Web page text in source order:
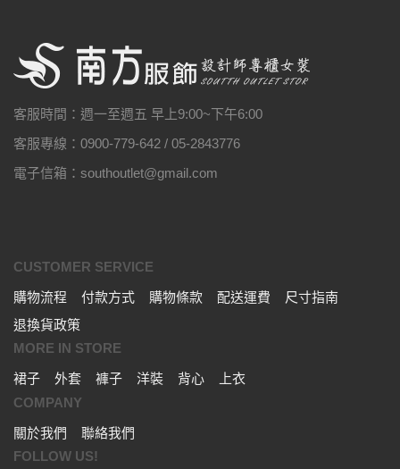
客服時間：週一至週五 早上9:00~下午6:00
客服專線：0900-779-642 / 05-2843776
電子信箱：southoutlet@gmail.com
CUSTOMER SERVICE
購物流程
付款方式 購物條款 配送運費
尺寸指南
退換貨政策
MORE IN STORE
裙子
外套 褲子 洋裝 背心
上衣
COMPANY
關於我們
聯絡我們
FOLLOW US!